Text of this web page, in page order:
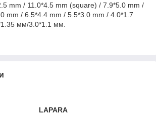
mm / 11.0*4.5 mm (square) / 7.9*5.0 mm /
mm / 6.5*4.4 mm / 5.5*3.0 mm / 4.0*1.7
мм/3.0*1.1 мм.
LAPARA